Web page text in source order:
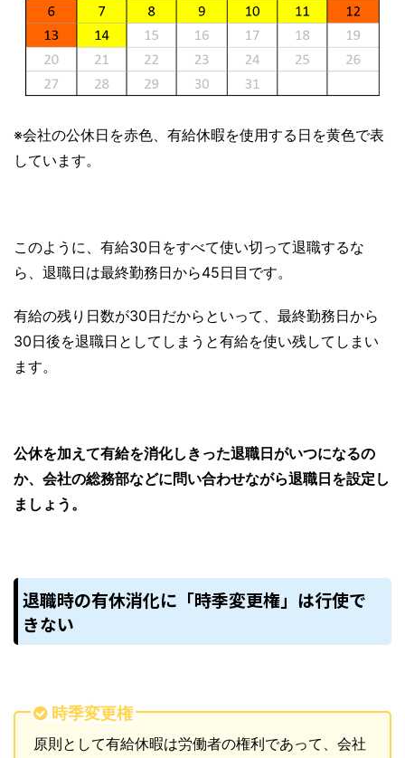
※会社の公休日を赤色、有給休暇を使用する日を黄色で表
しています。
このように、有給30日をすべて使い切って退職するな
ら、退職日は最終勤務日から45日目です。
有給の残り日数が30日だからといって、最終勤務日から
30日後を退職日としてしまうと有給を使い残してしまい
ます。
公休を加えて有給を消化しきった退職日がいつになるの
か、会社の総務部などに問い合わせながら退職日を設定し
ましょう。
退職時の有休消化に「時季変更権」は行使で
きない
時季変更権
原則として有給休暇は労働者の権利であって、会社